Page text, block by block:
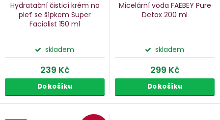
Hydratační čisticí krém na
pleť se šípkem Super
Facialist 150 ml
skladem
239 Kč
Do košíku
Micelární voda FAEBEY Pure
Detox 200 ml
skladem
299 Kč
Do košíku